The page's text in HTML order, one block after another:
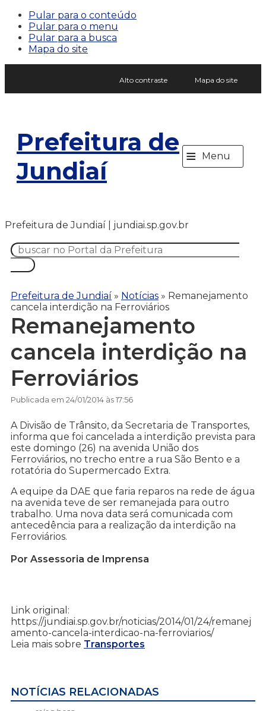
Pular para o conteúdo
Pular para o menu
Pular para a busca
Mapa do site
Alto contraste Mapa do site
Prefeitura de
Jundiaí
≡ Menu
Prefeitura de Jundiaí | jundiai.sp.gov.br
Prefeitura de Jundiaí » Notícias » Remanejamento
cancela interdição na Ferroviários
Remanejamento
cancela interdição na
Ferroviários
Publicada em 24/01/2014 às 17:56
A Divisão de Trânsito, da Secretaria de Transportes,
informa que foi cancelada a interdição prevista para
este domingo (26) na avenida União dos
Ferroviários, no trecho entre a rua São Bento e a
rotatória do Supermercado Extra.
A equipe da DAE que faria reparos na rede de água
na avenida teve de ser remanejada para outro
trabalho. Uma nova data será comunicada com
antecedência para a realização da interdição na
Ferroviários.
Por Assessoria de Imprensa
Link original:
https://jundiai.sp.gov.br/noticias/2014/01/24/remanej
amento-cancela-interdicao-na-ferroviarios/
Leia mais sobre Transportes
NOTÍCIAS RELACIONADAS